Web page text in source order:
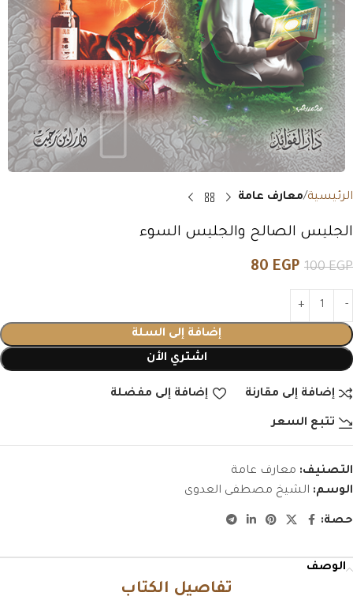
الرئيسية معارف عامة
الجليس الصالح والجليس السوء
100EGP
80 EGP
إضافة إلى السلة
اشتري الأن
إضافة إلى مقارنة إضافة إلى مفضلة
تتبع السعر
التصنيف: معارف عامة
الوسم: الشيخ مصطفى العدوى
حصة:
الوصف
تفاصيل الكتاب